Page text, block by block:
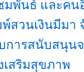
พันธ์ และคนอื่
สวนเงินมีมา
การสนับสนุน
เสริมสุขภาพ